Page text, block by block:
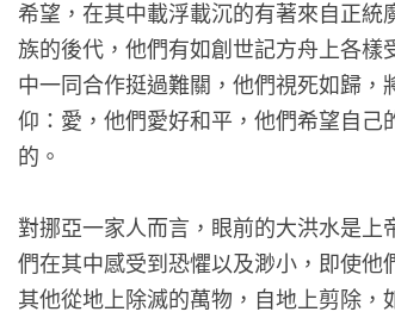
希望，在其中載浮載沉的
族的後代，他們有如創世
中一同合作挺過難關，他
仰：愛，他們愛好和平，
對挪亞一家人而言，眼前
們在其中感受到恐懼以及
其他從地上除滅的萬物，